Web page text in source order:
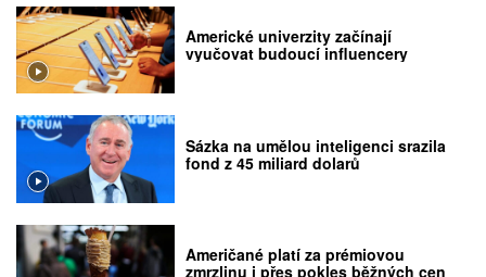
Americké univerzity začínají
vyučovat budoucí influencery
Sázka na umělou inteligenci srazila
fond z 45 miliard dolarů
Američané platí za prémiovou
zmrzlinu i přes pokles běžných cen